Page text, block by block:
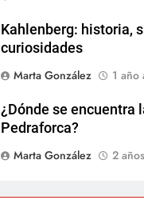
Kahlenberg: historia,
curiosidades
Marta González
1 año
¿Dónde se encuentra
Pedraforca?
Marta González
2